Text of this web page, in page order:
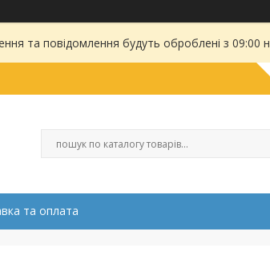
та повідомлення будуть оброблені з 09:00
та оплата